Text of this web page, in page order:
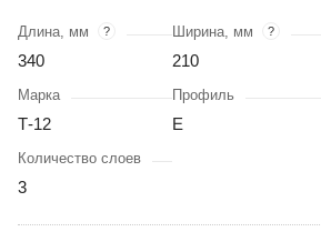
Длина, мм ?
340
Ширина, мм ?
210
Марка
Т-12
Профиль
Е
Количество слоев
3